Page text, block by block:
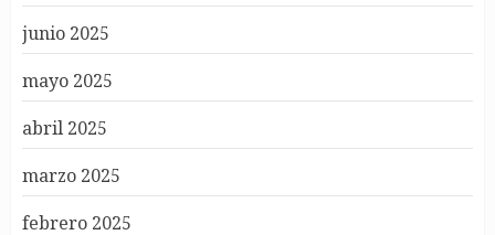
junio 2025
mayo 2025
abril 2025
marzo 2025
febrero 2025